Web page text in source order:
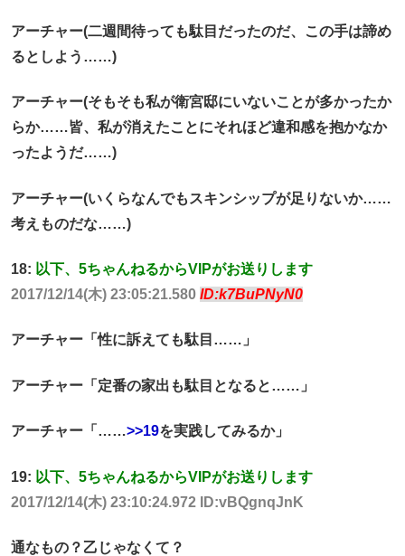
アーチャー(二週間待っても駄目だったのだ、この手は諦め
るとしよう……)
アーチャー(そもそも私が衛宮邸にいないことが多かったか
らか……皆、私が消えたことにそれほど違和感を抱かなか
ったようだ……)
アーチャー(いくらなんでもスキンシップが足りないか……
考えものだな……)
18: 以下、5ちゃんねるからVIPがお送りします
2017/12/14(木) 23:05:21.580 ID:k7BuPNyN0
アーチャー「性に訴えても駄目……」
アーチャー「定番の家出も駄目となると……」
アーチャー「……>>19を実践してみるか」
19: 以下、5ちゃんねるからVIPがお送りします
2017/12/14(木) 23:10:24.972 ID:vBQgnqJnK
通なもの？乙じゃなくて？